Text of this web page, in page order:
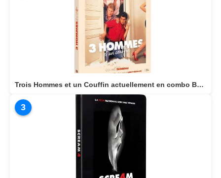
Trois Hommes et un Couffin actuellement en combo BLU-RAY/DVD
3